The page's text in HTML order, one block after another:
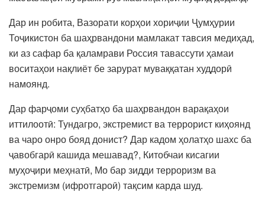
Дар ин робита, Вазорати корҳои хориҷии Ҷумҳурии
Тоҷикистон ба шаҳрвандони мамлакат тавсия медиҳад,
ки аз сафар ба қаламрави Россия тавассути ҳамаи
воситаҳои нақлиёт бе зарурат муваққатан худдорӣ
намоянд.
Дар фарҷоми суҳбатҳо ба шаҳрвандон варақаҳои
иттилоотӣ: Тундагро, экстремист ва террорист киҳоянд
ва чаро онро бояд донист? Дар кадом ҳолатҳо шахс ба
ҷавобгарӣ кашида мешавад?, Китобчаи кисагии
муҳоҷири меҳнатӣ, Мо бар зидди терроризм ва
экстремизм (ифротгароӣ) тақсим карда шуд.